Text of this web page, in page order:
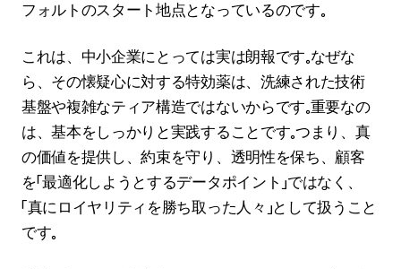
フォルトのスタート地点となっているのです。
これは、中小企業にとっては実は朗報です。なぜな
ら、その懐疑心に対する特効薬は、洗練された技術
基盤や複雑なティア構造ではないからです。重要なの
は、基本をしっかりと実践することです。つまり、真
の価値を提供し、約束を守り、透明性を保ち、顧客
を「最適化しようとするデータポイント」ではなく、
「真にロイヤリティを勝ち取った人々」として扱うこと
です。